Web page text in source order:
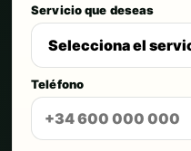
Servicio que deseas
Teléfono